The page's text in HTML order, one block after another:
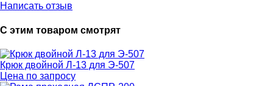
Написать отзыв
С этим товаром смотрят
Крюк двойной Л-13 для Э-507
Цена по запросу